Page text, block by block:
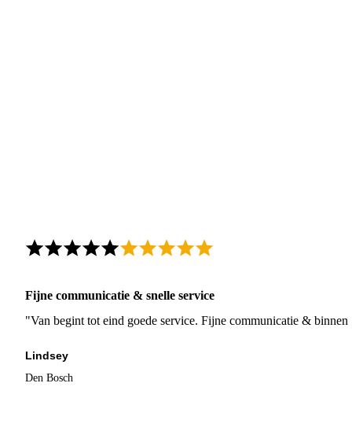
Fijne communicatie & snelle service
"Van begint tot eind goede service. Fijne communicatie &
Lindsey
Den Bosch